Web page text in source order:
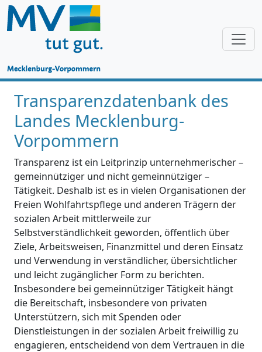
Transparenzdatenbank des
Landes Mecklenburg-
Vorpommern
Transparenz ist ein Leitprinzip unternehmerischer –
gemeinnütziger und nicht gemeinnütziger –
Tätigkeit. Deshalb ist es in vielen Organisationen der
Freien Wohlfahrtspflege und anderen Trägern der
sozialen Arbeit mittlerweile zur
Selbstverständlichkeit geworden, öffentlich über
Ziele, Arbeitsweisen, Finanzmittel und deren Einsatz
und Verwendung in verständlicher, übersichtlicher
und leicht zugänglicher Form zu berichten.
Insbesondere bei gemeinnütziger Tätigkeit hängt
die Bereitschaft, insbesondere von privaten
Unterstützern, sich mit Spenden oder
Dienstleistungen in der sozialen Arbeit freiwillig zu
engagieren, entscheidend von dem Vertrauen in die